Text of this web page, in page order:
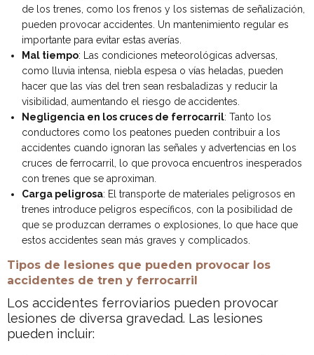
de los trenes, como los frenos y los sistemas de señalización,
pueden provocar accidentes. Un mantenimiento regular es
importante para evitar estas averías.
Mal tiempo: Las condiciones meteorológicas adversas,
como lluvia intensa, niebla espesa o vías heladas, pueden
hacer que las vías del tren sean resbaladizas y reducir la
visibilidad, aumentando el riesgo de accidentes.
Negligencia en los cruces de ferrocarril: Tanto los
conductores como los peatones pueden contribuir a los
accidentes cuando ignoran las señales y advertencias en los
cruces de ferrocarril, lo que provoca encuentros inesperados
con trenes que se aproximan.
Carga peligrosa: El transporte de materiales peligrosos en
trenes introduce peligros específicos, con la posibilidad de
que se produzcan derrames o explosiones, lo que hace que
estos accidentes sean más graves y complicados.
Tipos de lesiones que pueden provocar los
accidentes de tren y ferrocarril
Los accidentes ferroviarios pueden provocar
lesiones de diversa gravedad. Las lesiones
pueden incluir: